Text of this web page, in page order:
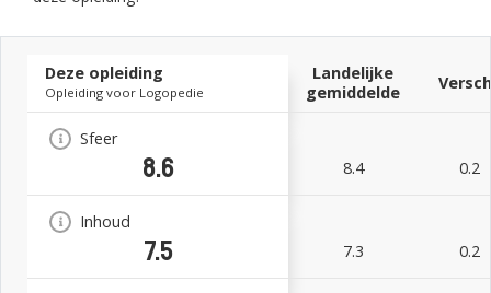
Deze opleiding
Opleiding voor Logopedie
Landelijke
gemiddelde
Sfeer
8.6 8.4 0.2
Inhoud
7.5 7.3 0.2